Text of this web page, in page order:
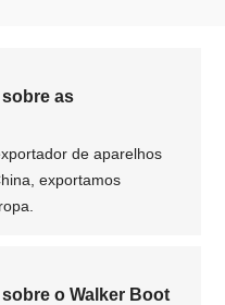
as
de aparelhos
exportamos
o Walker Boot